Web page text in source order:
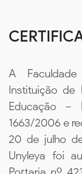
A
Instituição de
Educação –
1663/2006 e
20 de julho
Unyleya foi